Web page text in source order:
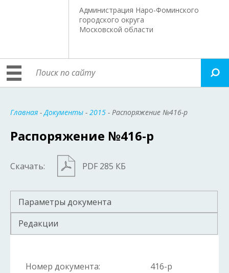
Администрация Наро-Фоминского
городского округа
Московской области
Главная -Документы - 2015 - Распоряжение №416-р
Распоряжение №416-р
Скачать: PDF 285 КБ
Параметры документа
Редакции
Номер документа:
416-р